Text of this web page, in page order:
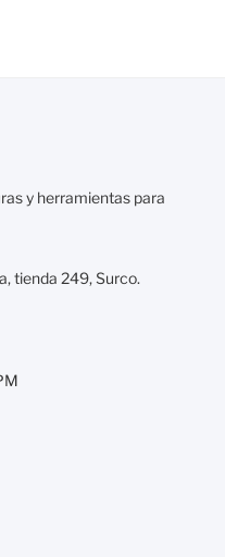
y herramientas para
tienda 249, Surco.